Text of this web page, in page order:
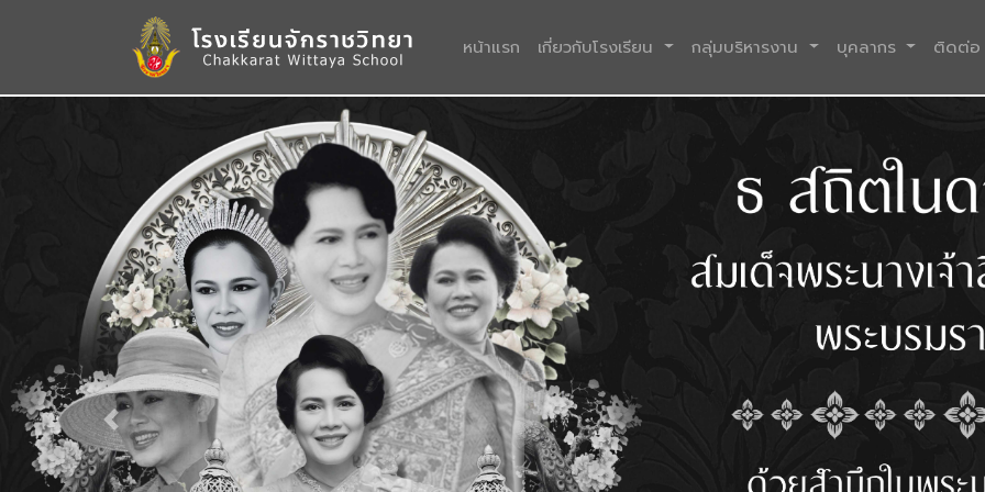
หน้าแรก (current)
เกี่ยวกับโรงเรียน กลุ่มบริหารงาน บุคลากร ติดต่อ
Previous